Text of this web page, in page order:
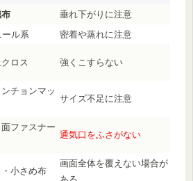
垂れ下がりに注意
ール系
密着や蒸れに注意
ロス 強くこすらない
チョンマッ
サイズ不足に注意
ファスナー
通気口をふさがない
小さめ布
画面全体を覆えない場合が